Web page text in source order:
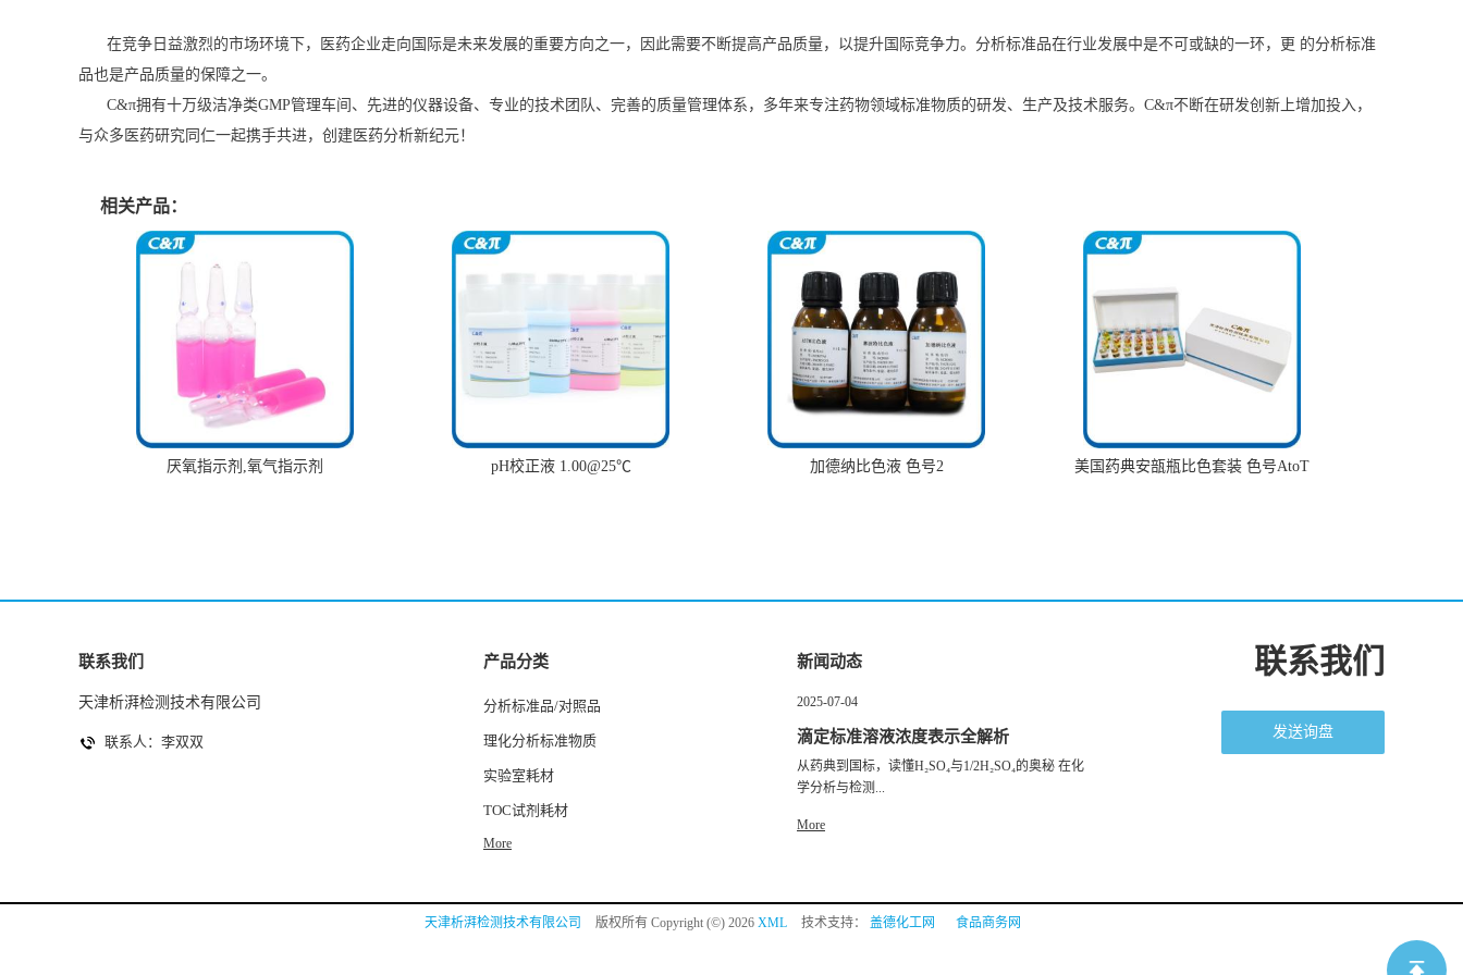
在竞争日益激烈的市场环境下，医药企业走向国际是未来发展的重要方向之一，因此需要不断提高产品质量，以提升国际竞争力。分析标准品在行业发展中是不可或缺的一环，更 的分析标准
品也是产品质量的保障之一。
C&π拥有十万级洁净类GMP管理车间、先进的仪器设备、专业的技术团队、完善的质量管理体系，多年来专注药物领域标准物质的研发、生产及技术服务。C&π不断在研发创新上增加投入，
与众多医药研究同仁一起携手共进，创建医药分析新纪元！
相关产品：
厌氧指示剂,氧气指示剂 pH校正液 1.00@25℃ 加德纳比色液 色号2 美国药典安瓿瓶比色套装 色号AtoT
联系我们
天津析湃检测技术有限公司
联系人：李双双
产品分类
分析标准品/对照品
理化分析标准物质
实验室耗材
TOC试剂耗材
More
新闻动态
2025-07-04
滴定标准溶液浓度表示全解析
从药典到国标，读懂H₂SO₄与1/2H₂SO₄的奥秘 在化
学分析与检测...
More
联系我们
发送询盘
天津析湃检测技术有限公司 版权所有 Copyright (©) 2026 XML 技术支持： 盖德化工网 食品商务网